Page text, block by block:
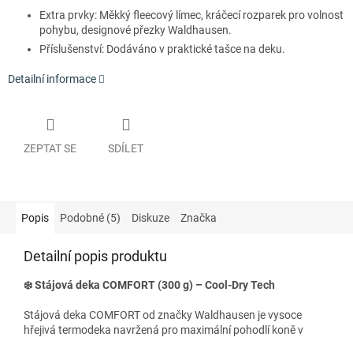
Extra prvky: Měkký fleecový límec, kráčecí rozparek pro volnost
pohybu, designové přezky Waldhausen.
Příslušenství: Dodáváno v praktické tašce na deku.
Detailní informace
ZEPTAT SE SDÍLET
Popis Podobné (5) Diskuze Značka
Detailní popis produktu
❄️ Stájová deka COMFORT (300 g) – Cool-Dry Tech
Stájová deka COMFORT od značky Waldhausen je vysoce
hřejivá termodeka navržená pro maximální pohodlí koně v